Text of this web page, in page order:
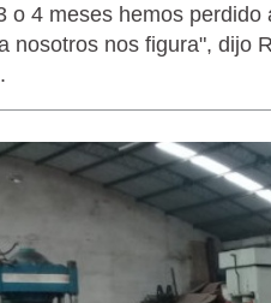
o 4 meses hemos
nosotros nos figura", dijo